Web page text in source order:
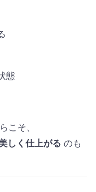
態
こそ、
しく仕上がる のも